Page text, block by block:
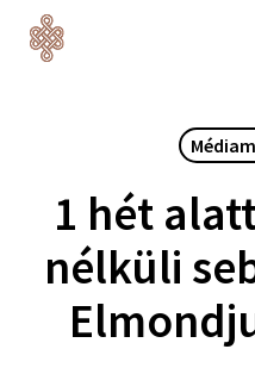
1 hét
nélküli